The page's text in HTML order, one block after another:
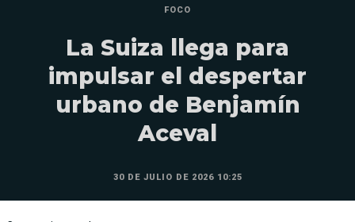
FOCO
La Suiza llega para
impulsar el despertar
urbano de Benjamín
Aceval
30 DE JULIO DE 2026 10:25